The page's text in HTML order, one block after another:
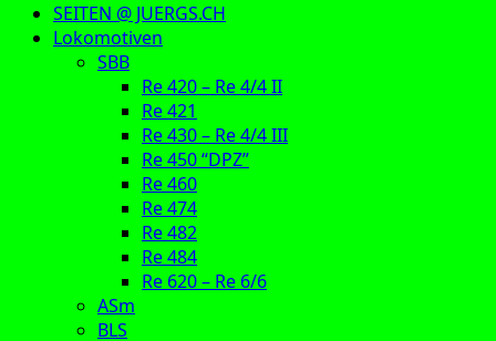
SEITEN @ JUERGS.CH
Lokomotiven
SBB
Re 420 – Re 4/4 II
Re 421
Re 430 – Re 4/4 III
Re 450 “DPZ”
Re 460
Re 474
Re 482
Re 484
Re 620 – Re 6/6
ASm
BLS